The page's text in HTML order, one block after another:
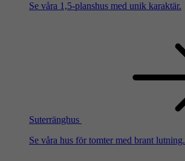
Se våra 1,5-planshus med unik karaktär.
Suterränghus
Se våra hus för tomter med brant lutning.